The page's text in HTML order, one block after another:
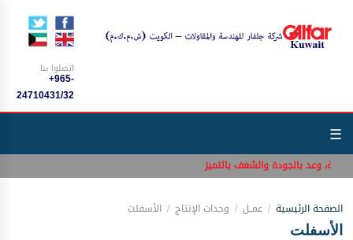
اتصلوا بنا
+965-
24710431/32
☰
وعد بالجودة والشغف بالتميز
الصفحة الرئيسية عمــل وحدات الإنتاج الأسفلت
الأسفلت